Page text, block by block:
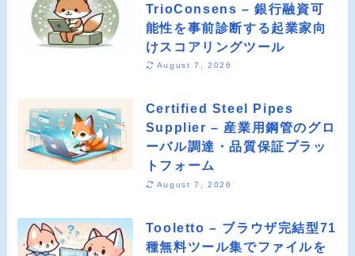
TrioConsens – 銀行融資可
能性を事前診断する起業家向
けスコアリングツール
August 7, 2026
Certified Steel Pipes
Supplier – 産業用鋼管のグロ
ーバル調達・品質保証プラッ
トフォーム
August 7, 2026
Tooletto – ブラウザ完結型71
種無料ツール集でファイルを